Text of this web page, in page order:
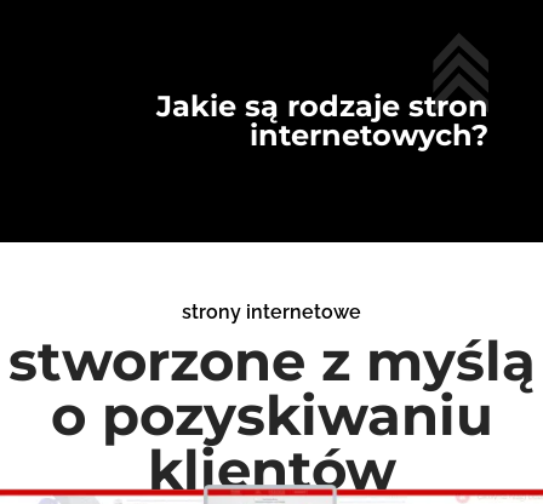
Jakie są rodzaje stron
internetowych?
strony internetowe
stworzone z myślą
o pozyskiwaniu
klientów